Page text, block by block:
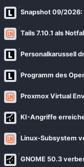
Bejonet
BITblokes
Got tty
Intux
ITrig
Koflers Blog
Linux Guides
News
FSFE News
GNU/Linux.ch
Golem.de
Heise Open Source
Linux-Magazin
LinuxCommunity
Tails 7.10.1 als
Personalkarussell
Programm des
Proxmox Virtual
Linux-Subsystem